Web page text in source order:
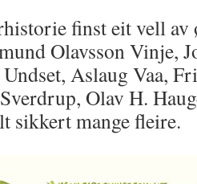
finst eit vell
Olavsson Vinje,
Aslaug Vaa,
Olav H.
sikkert mange fleire.